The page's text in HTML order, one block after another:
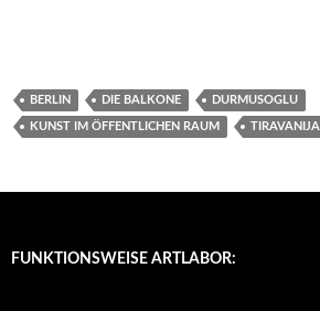
BERLIN DIE BALKONE DURMUSOGLU
KUNST IM ÖFFENTLICHEN RAUM TIRAVANIJA
FUNKTIONSWEISE ARTLABOR: